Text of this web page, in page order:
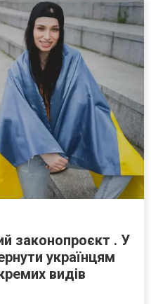
законопроєкт . У
українцям
видів